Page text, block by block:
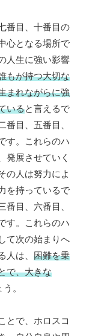
番目、十番目の
心となる場所で
人生に強い影響
もが持つ大切な
まれながらに強
いると言えるで
番目、五番目、
す。これらのハ
発展させていく
の人は努力によ
を持っているで
番目、六番目、
す。これらのハ
て次の始まりへ
人は、 困難を乗
で、大きな
。
とで、ホロスコ